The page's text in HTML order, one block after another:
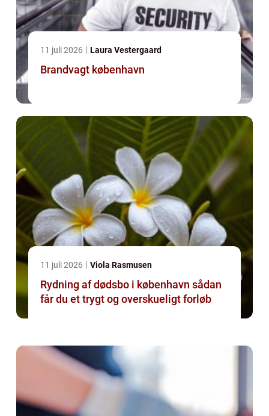
11 juli 2026 Laura Vestergaard
Brandvagt københavn
11 juli 2026 Viola Rasmusen
Rydning af dødsbo i københavn sådan
får du et trygt og overskueligt forløb